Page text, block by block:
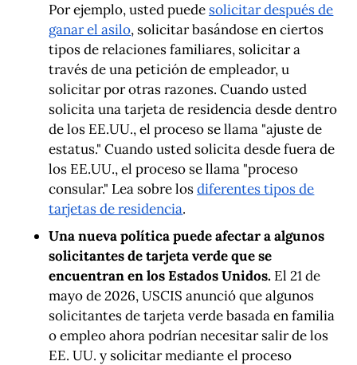
Por ejemplo, usted puede solicitar después de
ganar el asilo, solicitar basándose en ciertos
tipos de relaciones familiares, solicitar a
través de una petición de empleador, u
solicitar por otras razones. Cuando usted
solicita una tarjeta de residencia desde dentro
de los EE.UU., el proceso se llama "ajuste de
estatus." Cuando usted solicita desde fuera de
los EE.UU., el proceso se llama "proceso
consular." Lea sobre losdiferentes tipos de
tarjetas de residencia.
Una nueva política puede afectar a algunos
solicitantes de tarjeta verde que se
encuentran en los Estados Unidos. El 21 de
mayo de 2026, USCIS anunció que algunos
solicitantes de tarjeta verde basada en familia
o empleo ahora podrían necesitar salir de los
EE. UU. y solicitar mediante el proceso